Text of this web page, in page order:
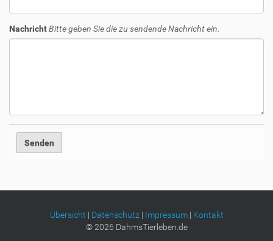
NachrichtBitte geben Sie die zu sendende Nachricht ein.
Übersicht | Datenschutz| Impressum| Kontakt
©2026 DahmsTierleben.de